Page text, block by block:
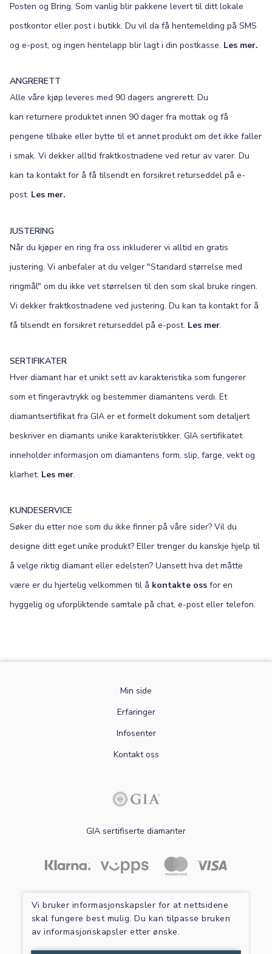
Vi bruker informasjonskapsler for at nettsidene
skal fungere best mulig. Du kan tilpasse bruken
av informasjonskapsler etter ønske.
Posten og Bring. Som vanlig blir pakkene levert til ditt lokale
postkontor eller post i butikk. Du vil da få hentemelding på SMS
og e-post, og ingen hentelapp blir lagt i din postkasse. Les mer.
ANGRERETT
Alle våre kjøp leveres med 90 dagers angrerett. Du
kan returnere produktet innen 90 dager fra mottak og få
pengene tilbake eller bytte til et annet produkt om det ikke faller
i smak. Vi dekker alltid fraktkostnadene ved retur av varer. Du
kan ta kontakt for å få tilsendt en forsikret returseddel på e-
post. Les mer.
JUSTERING
Når du kjøper en ring fra oss inkluderer vi alltid en gratis
justering. Vi anbefaler at du velger "Standard størrelse med
ringmål" om du ikke vet størrelsen til den som skal bruke ringen.
Vi dekker fraktkostnadene ved justering. Du kan ta kontakt for å
få tilsendt en forsikret returseddel på e-post. Les mer.
SERTIFIKATER
Hver diamant har et unikt sett av karakteristika som fungerer
som et fingeravtrykk og bestemmer diamantens verdi. Et
diamantsertifikat fra GIA er et formelt dokument som detaljert
beskriver en diamants unike karakteristikker. GIA sertifikatet
inneholder informasjon om diamantens form, slip, farge, vekt og
klarhet. Les mer.
KUNDESERVICE
Søker du etter noe som du ikke finner på våre sider? Vil du
designe ditt eget unike produkt? Eller trenger du kanskje hjelp til
å velge riktig diamant eller edelsten? Uansett hva det måtte
være er du hjertelig velkommen til å kontakte oss for en
hyggelig og uforpliktende samtale på chat, e-post eller telefon.
Min side
Erfaringer
Infosenter
Kontakt oss
GIA sertifiserte diamanter
Les mer om sikker betaling